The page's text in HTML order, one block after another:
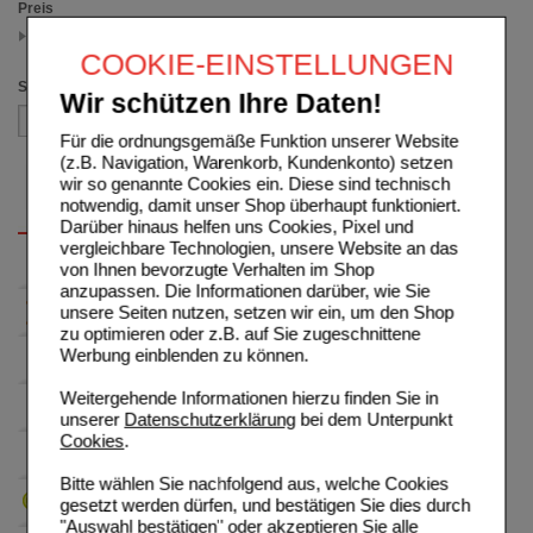
COOKIE-EINSTELLUNGEN
Wir schützen Ihre Daten!
Für die ordnungsgemäße Funktion unserer Website
(z.B. Navigation, Warenkorb, Kundenkonto) setzen
wir so genannte Cookies ein. Diese sind technisch
notwendig, damit unser Shop überhaupt funktioniert.
Darüber hinaus helfen uns Cookies, Pixel und
vergleichbare Technologien, unsere Website an das
von Ihnen bevorzugte Verhalten im Shop
anzupassen. Die Informationen darüber, wie Sie
unsere Seiten nutzen, setzen wir ein, um den Shop
zu optimieren oder z.B. auf Sie zugeschnittene
Werbung einblenden zu können.
Weitergehende Informationen hierzu finden Sie in
unserer Datenschutzerklärungbei dem Unterpunkt
Cookies.
Bitte wählen Sie nachfolgend aus, welche Cookies
gesetzt werden dürfen, und bestätigen Sie dies durch
"Auswahl bestätigen" oder akzeptieren Sie alle
Preis
Sortieren nach